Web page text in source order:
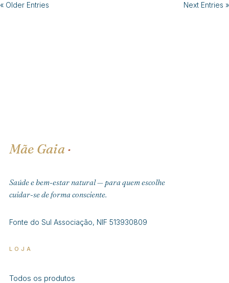
« Older Entries Next Entries »
Mãe Gaia ·
Saúde e bem-estar natural — para quem escolhe
cuidar-se de forma consciente.
Fonte do Sul Associação, NIF 513930809
LOJA
Todos os produtos